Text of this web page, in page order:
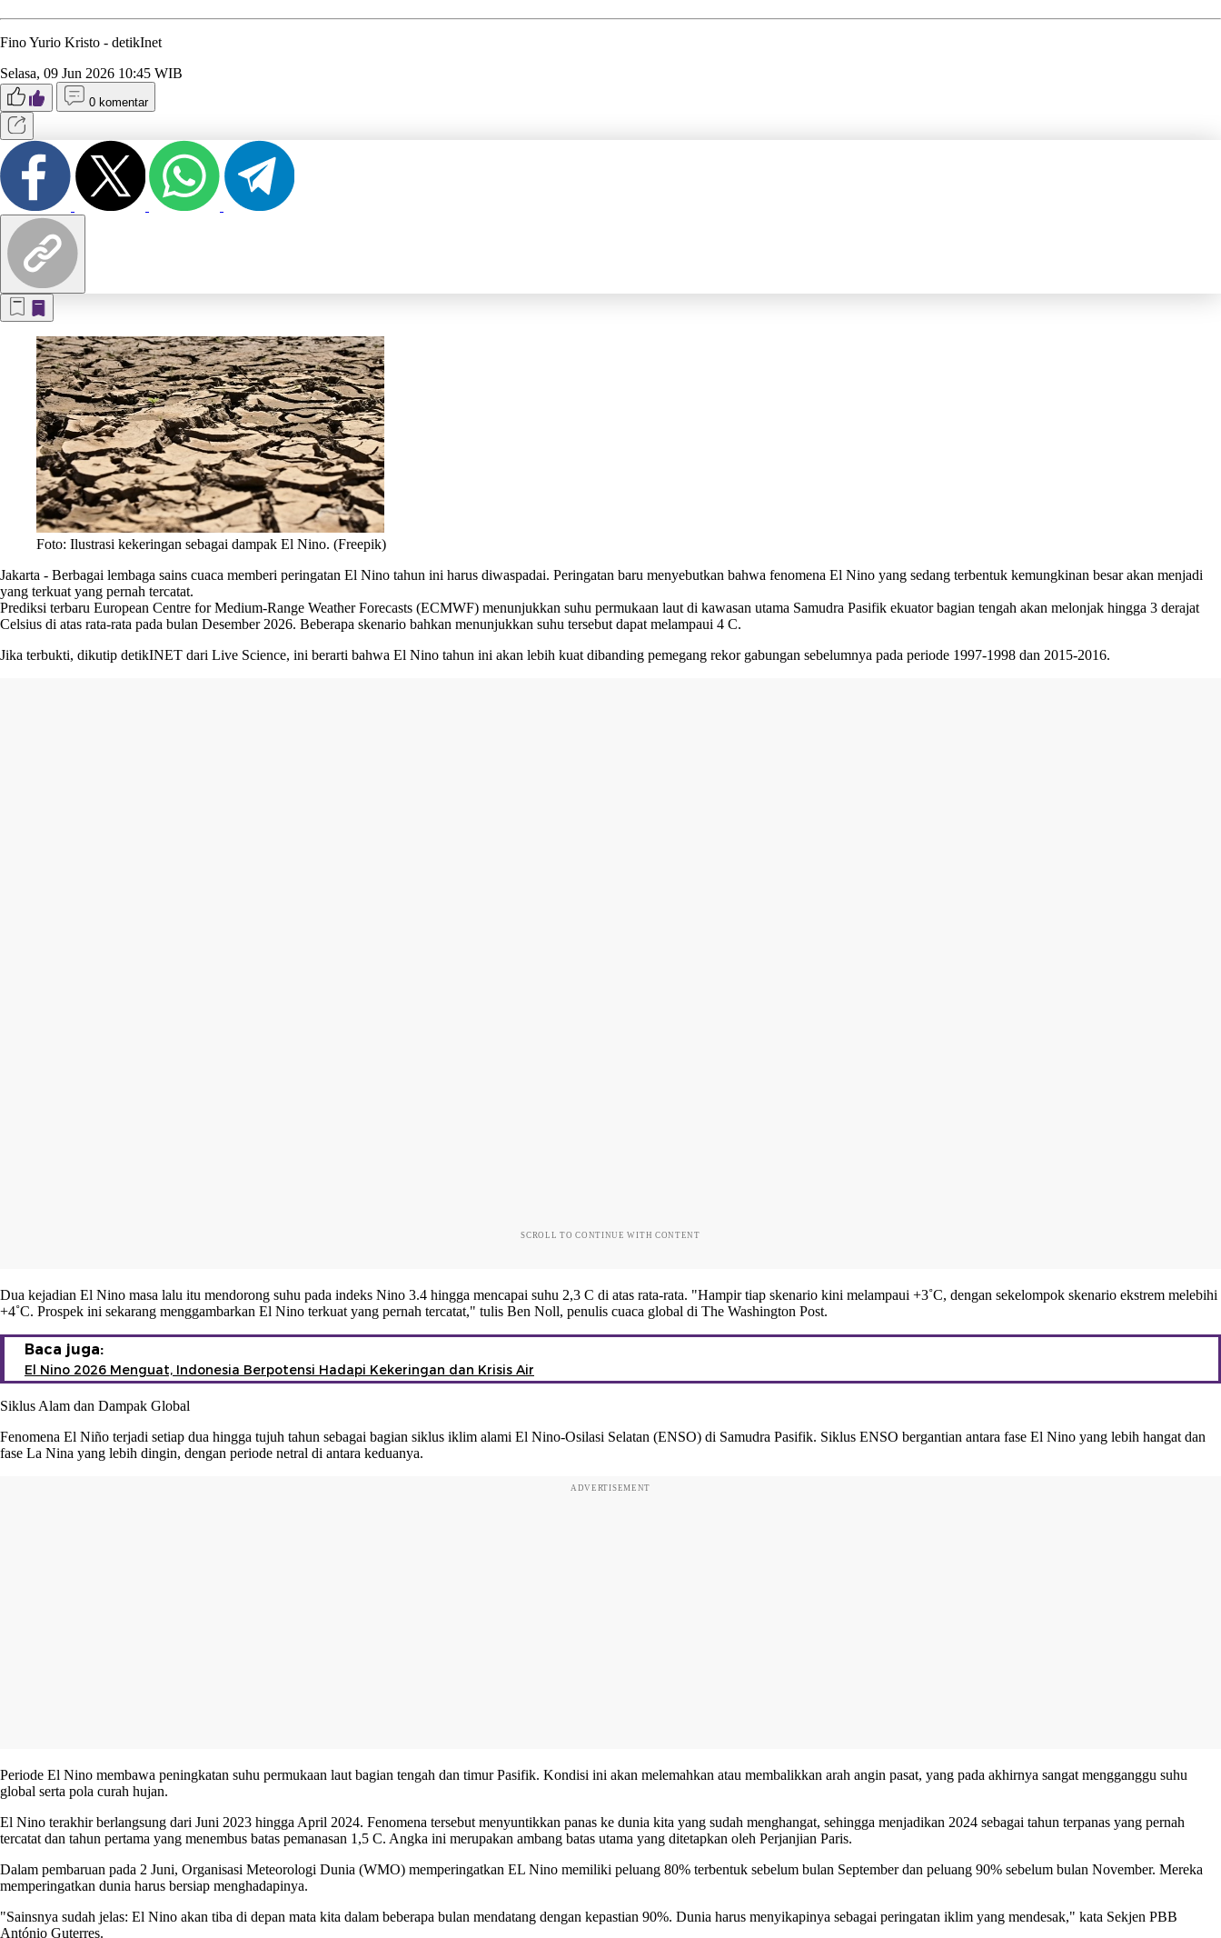
Fino Yurio Kristo - detikInet
Selasa, 09 Jun 2026 10:45 WIB
0 komentar
Foto: Ilustrasi kekeringan sebagai dampak El Nino. (Freepik)
Jakarta - Berbagai lembaga sains cuaca memberi peringatan El Nino tahun ini harus diwaspadai. Peringatan baru menyebutkan bahwa fenomena El Nino yang sedang terbentuk kemungkinan besar akan menjadi
yang terkuat yang pernah tercatat.
Prediksi terbaru European Centre for Medium-Range Weather Forecasts (ECMWF) menunjukkan suhu permukaan laut di kawasan utama Samudra Pasifik ekuator bagian tengah akan melonjak hingga 3 derajat
Celsius di atas rata-rata pada bulan Desember 2026. Beberapa skenario bahkan menunjukkan suhu tersebut dapat melampaui 4 C.
Jika terbukti, dikutip detikINET dari Live Science, ini berarti bahwa El Nino tahun ini akan lebih kuat dibanding pemegang rekor gabungan sebelumnya pada periode 1997-1998 dan 2015-2016.
SCROLL TO CONTINUE WITH CONTENT
Dua kejadian El Nino masa lalu itu mendorong suhu pada indeks Nino 3.4 hingga mencapai suhu 2,3 C di atas rata-rata. "Hampir tiap skenario kini melampaui +3˚C, dengan sekelompok skenario ekstrem melebihi
+4˚C. Prospek ini sekarang menggambarkan El Nino terkuat yang pernah tercatat," tulis Ben Noll, penulis cuaca global di The Washington Post.
Baca juga:
El Nino 2026 Menguat, Indonesia Berpotensi Hadapi Kekeringan dan Krisis Air
Siklus Alam dan Dampak Global
Fenomena El Niño terjadi setiap dua hingga tujuh tahun sebagai bagian siklus iklim alami El Nino-Osilasi Selatan (ENSO) di Samudra Pasifik. Siklus ENSO bergantian antara fase El Nino yang lebih hangat dan
fase La Nina yang lebih dingin, dengan periode netral di antara keduanya.
ADVERTISEMENT
Periode El Nino membawa peningkatan suhu permukaan laut bagian tengah dan timur Pasifik. Kondisi ini akan melemahkan atau membalikkan arah angin pasat, yang pada akhirnya sangat mengganggu suhu
global serta pola curah hujan.
El Nino terakhir berlangsung dari Juni 2023 hingga April 2024. Fenomena tersebut menyuntikkan panas ke dunia kita yang sudah menghangat, sehingga menjadikan 2024 sebagai tahun terpanas yang pernah
tercatat dan tahun pertama yang menembus batas pemanasan 1,5 C. Angka ini merupakan ambang batas utama yang ditetapkan oleh Perjanjian Paris.
Dalam pembaruan pada 2 Juni, Organisasi Meteorologi Dunia (WMO) memperingatkan EL Nino memiliki peluang 80% terbentuk sebelum bulan September dan peluang 90% sebelum bulan November. Mereka
memperingatkan dunia harus bersiap menghadapinya.
"Sainsnya sudah jelas: El Nino akan tiba di depan mata kita dalam beberapa bulan mendatang dengan kepastian 90%. Dunia harus menyikapinya sebagai peringatan iklim yang mendesak," kata Sekjen PBB
António Guterres.